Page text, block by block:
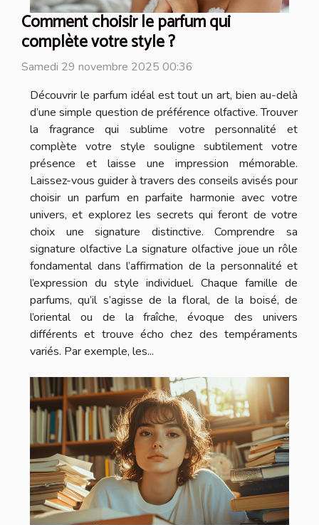
Comment choisir le parfum qui
complète votre style ?
Samedi 29 novembre 2025 00:36
Découvrir le parfum idéal est tout un art, bien au-delà
d’une simple question de préférence olfactive. Trouver
la fragrance qui sublime votre personnalité et
complète votre style souligne subtilement votre
présence et laisse une impression mémorable.
Laissez-vous guider à travers des conseils avisés pour
choisir un parfum en parfaite harmonie avec votre
univers, et explorez les secrets qui feront de votre
choix une signature distinctive. Comprendre sa
signature olfactive La signature olfactive joue un rôle
fondamental dans l’affirmation de la personnalité et
l’expression du style individuel. Chaque famille de
parfums, qu’il s’agisse de la floral, de la boisé, de
l’oriental ou de la fraîche, évoque des univers
différents et trouve écho chez des tempéraments
variés. Par exemple, les...